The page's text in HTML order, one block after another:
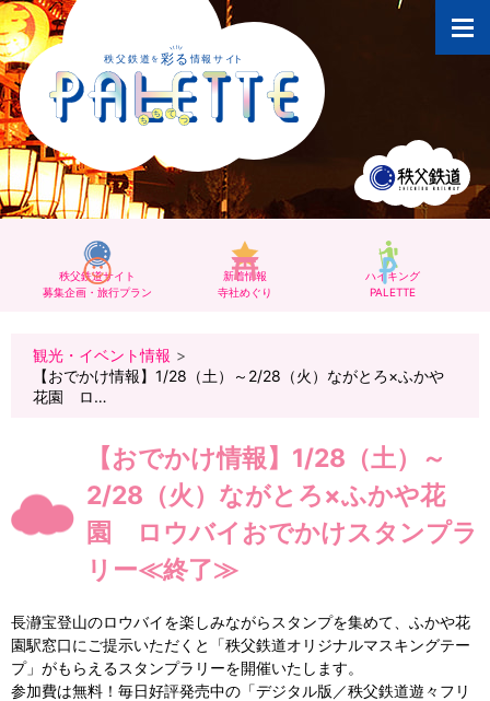
秩父鉄道サイト 新着情報
ハイキング
募集企画・旅行プラン
寺社めぐり PALETTE
観光・イベント情報
【おでかけ情報】1/28（土）～2/28（火）ながとろ×ふかや
花園 ロ…
【おでかけ情報】1/28（土）～
2/28（火）ながとろ×ふかや花
園 ロウバイおでかけスタンプラ
リー≪終了≫
長瀞宝登山のロウバイを楽しみながらスタンプを集めて、ふかや花
園駅窓口にご提示いただくと「秩父鉄道オリジナルマスキングテー
プ」がもらえるスタンプラリーを開催いたします。
参加費は無料！毎日好評発売中の「デジタル版／秩父鉄道遊々フリ